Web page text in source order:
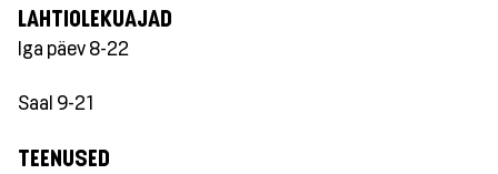
LAHTIOLEKUAJAD
Iga päev 8-22
Saal 9-21
TEENUSED